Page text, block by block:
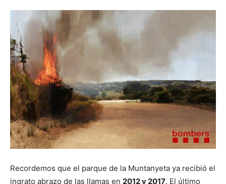
Recordemos que el parque de la Muntanyeta ya recibió el
ingrato abrazo de las llamas en 2012 y 2017. El último